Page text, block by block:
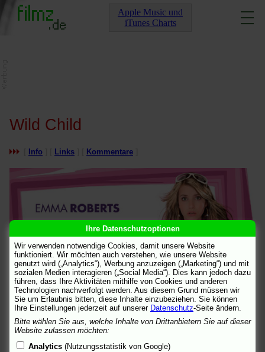
Apple Music und
iTunes Charts
Wild Child
Info Links Kommentare
Ihre Datenschutzoptionen
Wir verwenden notwendige Cookies, damit unsere Website
funktioniert. Wir möchten auch verstehen, wie unsere Website
genutzt wird („Analytics“), Werbung anzuzeigen („Marketing“) und mit
sozialen Medien interagieren („Social Media“). Dies kann jedoch dazu
führen, dass Ihre Aktivitäten mithilfe von Cookies und anderen
Technologien nachverfolgt werden. Aus diesem Grund müssen wir
Sie um Erlaubnis bitten, diese Inhalte einzubeziehen. Sie können
Ihre Einstellungen jederzeit auf unserer Datenschutz-Seite ändern.
Bitte wählen Sie aus, welche Inhalte von Drittanbietern Sie auf dieser
Website zulassen möchten:
Analytics (Nutzungsstatistik von Google)